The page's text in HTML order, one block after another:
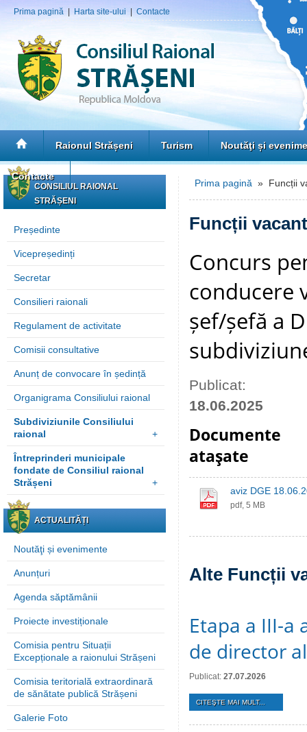
Prima pagină Harta site-ului Contacte
Raionul Strășeni Turism Noutăţi și
Contacte
CONSILIUL RAIONAL
STRĂȘENI
Președinte
Vicepreședinți
Secretar
Consilieri raionali
Regulament de activitate
Comisii consultative
Anunț de convocare în ședință
Organigrama Consiliului raional
Subdiviziunile Consiliului
raional
+
Întreprinderi municipale
fondate de Consiliul raional
Strășeni
+
ACTUALITĂȚI
Noutăţi și evenimente
Anunțuri
Agenda săptămânii
Proiecte investiționale
Comisia pentru Situații
Excepționale a raionului Strășeni
Comisia teritorială extraordinară
de sănătate publică Strășeni
Galerie Foto
Prima pagină » Funcții
Funcții
Concurs
conducere
șef/șefă a
Publicat:
18.06.2025
Documente
ataşate
aviz DGE
pdf, 5 MB
Alte Funcții
Etapa a III-a
de director
Publicat: 27.07.2026
CITEŞTE MAI MULT...